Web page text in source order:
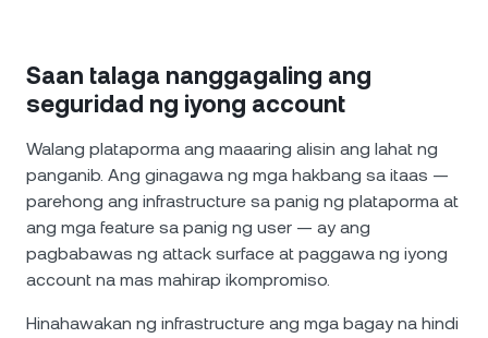
Saan talaga nanggagaling ang
seguridad ng iyong account
Walang plataporma ang maaaring alisin ang lahat ng
panganib. Ang ginagawa ng mga hakbang sa itaas —
parehong ang infrastructure sa panig ng plataporma at
ang mga feature sa panig ng user — ay ang
pagbabawas ng attack surface at paggawa ng iyong
account na mas mahirap ikompromiso.
Hinahawakan ng infrastructure ang mga bagay na hindi